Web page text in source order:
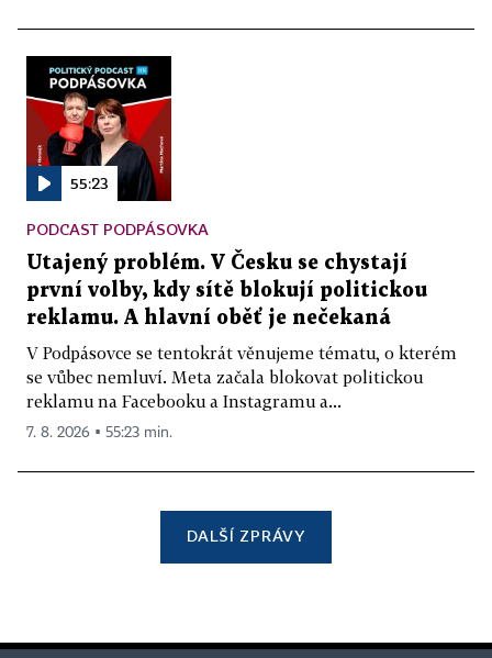
55:23
PODCAST PODPÁSOVKA
Utajený problém. V Česku se chystají
první volby, kdy sítě blokují politickou
reklamu. A hlavní oběť je nečekaná
V Podpásovce se tentokrát věnujeme tématu, o kterém
se vůbec nemluví. Meta začala blokovat politickou
reklamu na Facebooku a Instagramu a...
7. 8. 2026 ▪ 55:23 min.
DALŠÍ ZPRÁVY